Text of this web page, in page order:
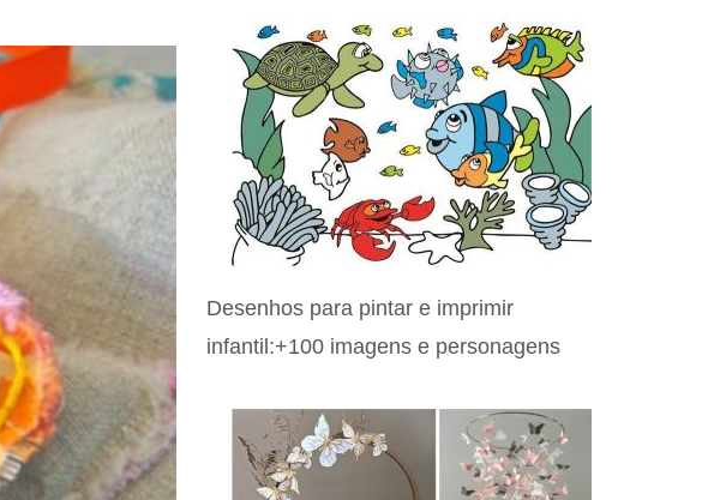
Desenhos para pintar e imprimir
infantil:+100 imagens e personagens